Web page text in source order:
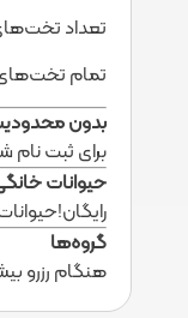
تعداد
تمام
بدون
برای ثبت نام
حیوانات
رایگان!
گروه‌ها
هنگام رزرو بیش از ۷ اتاق، ممکن است سیاست‌های متفاوت و